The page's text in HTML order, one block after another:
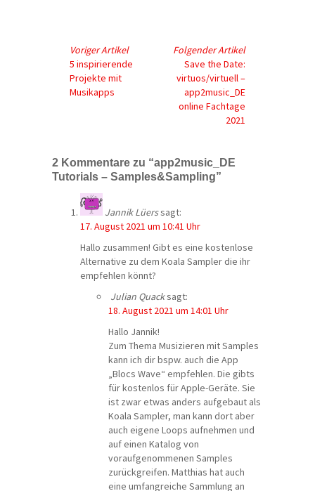
Voriger Artikel
5 inspirierende
Projekte mit
Musikapps
Folgender Artikel
Save the Date:
virtuos/virtuell –
app2music_DE
online Fachtage
2021
2 Kommentare zu “app2music_DE
Tutorials – Samples&Sampling”
Jannik Lüerssagt:
17. August 2021 um 10:41 Uhr
Hallo zusammen! Gibt es eine kostenlose
Alternative zu dem Koala Sampler die ihr
empfehlen könnt?
Julian Quacksagt:
18. August 2021 um 14:01 Uhr
Hallo Jannik!
Zum Thema Musizieren mit Samples
kann ich dir bspw. auch die App
„Blocs Wave“ empfehlen. Die gibts
für kostenlos für Apple-Geräte. Sie
ist zwar etwas anders aufgebaut als
Koala Sampler, man kann dort aber
auch eigene Loops aufnehmen und
auf einen Katalog von
voraufgenommenen Samples
zurückgreifen. Matthias hat auch
eine umfangreiche Sammlung an